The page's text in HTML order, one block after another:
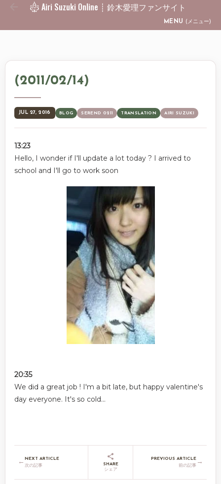
Skip to main content
Airi Suzuki Online ┊ 鈴木愛理ファンサイト
MENU (メニュー)
(2011/02/14)
JUL 27, 2016 BLOG SEREND 0211 TRANSLATION AIRI SUZUKI
13:23
Hello, I wonder if I'll update a lot today ? I arrived to
school and I'll go to work soon
20:35
We did a great job ! I'm a bit late, but happy valentine's
day everyone. It's so cold...
← NEXT ARTICLE
次の記事
SHARE
シェア
PREVIOUS ARTICLE
前の記事 →